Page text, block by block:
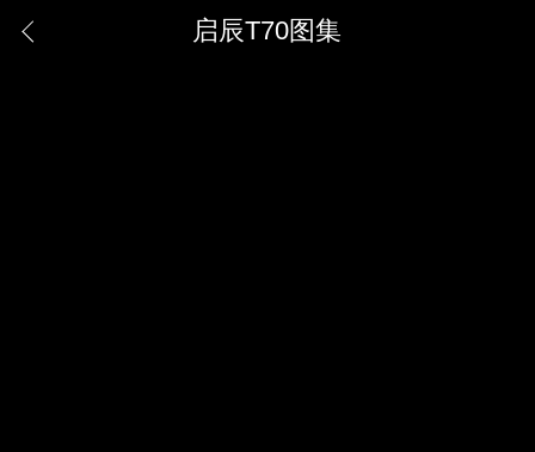
启辰T70图集